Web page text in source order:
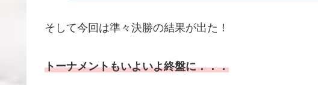
そして今回は準々決勝の結果が出た！
トーナメントもいよいよ終盤に．．．